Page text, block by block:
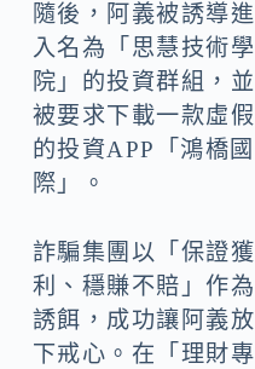
隨後，阿義被誘導進
入名為「思慧技術學
院」的投資群組，並
被要求下載一款虛假
的投資APP「鴻橋國
際」。
詐騙集團以「保證獲
利、穩賺不賠」作為
誘餌，成功讓阿義放
下戒心。在「理財專